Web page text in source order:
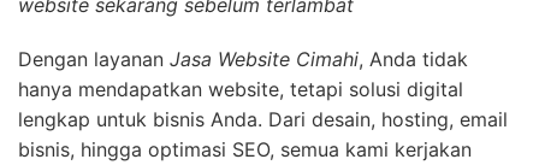
Dengan layanan Jasa Website Cimahi, Anda tidak
hanya mendapatkan website, tetapi solusi digital
lengkap untuk bisnis Anda. Dari desain, hosting, email
bisnis, hingga optimasi SEO, semua kami kerjakan